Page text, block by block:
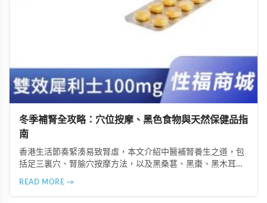
冬季補腎全攻略：穴位按摩、黑色食物與天然保健品指
南
香港生活節奏緊湊易致腎虛，本文介紹中醫補腎養生之道，包
括足三裏穴、腎腧穴按摩方法，以及黑桑葚、黑棗、黑木耳等
READ MORE →